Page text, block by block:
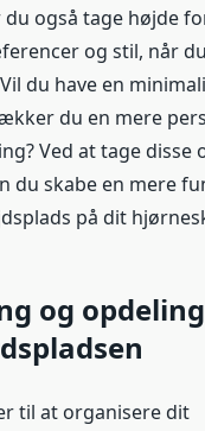
du også tage højde
og stil, når
du have en
du en mere
Ved at tage disse
du skabe en mere
på dit
og
til at organisere dit